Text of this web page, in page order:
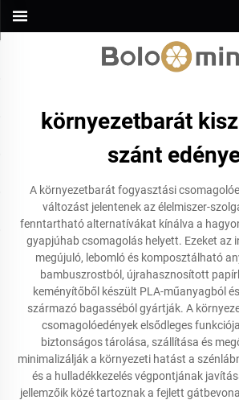
környezetbarát
szánt
A környezetbarát fogyasztási
változást jelentenek az élelmiszer-
fenntartható alternatívákat kínálva a
gyapjúhab csomagolás helyett. Ezeket az
megújuló, lebomló és komposztálható
bambuszrostból, újrahasznosított
keményítőből készült PLA-műanyagból
származó bagasséból gyártják. A
csomagolóedények elsődleges
biztonságos tárolása, szállítása és
minimalizálják a környezeti hatást a
és a hulladékkezelés végpontjának
jellemzőik közé tartoznak a fejlett